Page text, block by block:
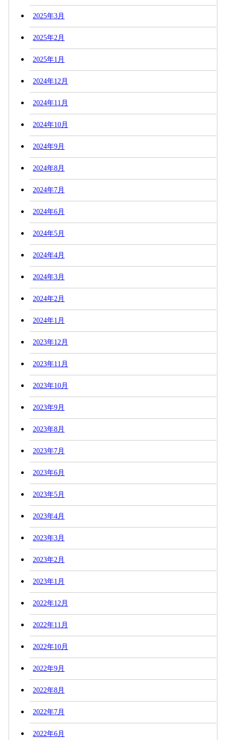
2025年3月
2025年2月
2025年1月
2024年12月
2024年11月
2024年10月
2024年9月
2024年8月
2024年7月
2024年6月
2024年5月
2024年4月
2024年3月
2024年2月
2024年1月
2023年12月
2023年11月
2023年10月
2023年9月
2023年8月
2023年7月
2023年6月
2023年5月
2023年4月
2023年3月
2023年2月
2023年1月
2022年12月
2022年11月
2022年10月
2022年9月
2022年8月
2022年7月
2022年6月